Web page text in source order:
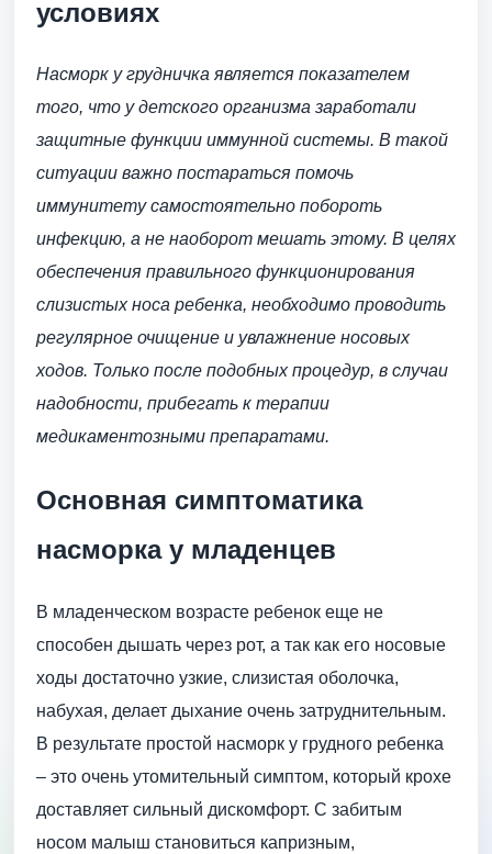
условиях
Насморк у грудничка является показателем
того, что у детского организма заработали
защитные функции иммунной системы. В такой
ситуации важно постараться помочь
иммунитету самостоятельно побороть
инфекцию, а не наоборот мешать этому. В целях
обеспечения правильного функционирования
слизистых носа ребенка, необходимо проводить
регулярное очищение и увлажнение носовых
ходов. Только после подобных процедур, в случаи
надобности, прибегать к терапии
медикаментозными препаратами.
Основная симптоматика
насморка у младенцев
В младенческом возрасте ребенок еще не
способен дышать через рот, а так как его носовые
ходы достаточно узкие, слизистая оболочка,
набухая, делает дыхание очень затруднительным.
В результате простой насморк у грудного ребенка
– это очень утомительный симптом, который крохе
доставляет сильный дискомфорт. С забитым
носом малыш становиться капризным,